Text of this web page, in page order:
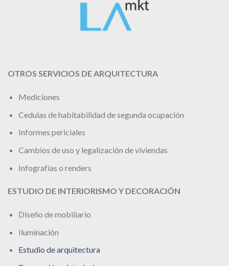
OTROS SERVICIOS DE ARQUITECTURA
Mediciones
Cedulas de habitabilidad de segunda ocupación
Informes periciales
Cambios de uso y legalización de viviendas
Infografías o renders
ESTUDIO DE INTERIORISMO Y DECORACIÓN
Diseño de mobiliario
Iluminación
Estudio de arquitectura